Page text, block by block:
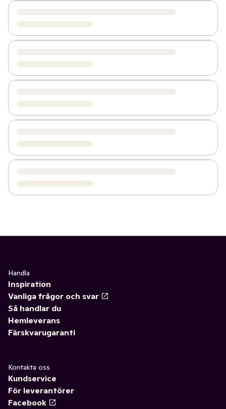
Handla
Inspiration
Vanliga frågor och svar
Så handlar du
Hemleverans
Färskvarugaranti
Kontakta oss
Kundservice
För leverantörer
Facebook